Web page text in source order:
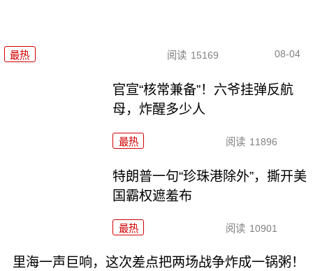
最热 阅读 15169 08-04
官宣“核常兼备”！六爷挂弹反航
母，炸醒多少人
最热 阅读 11896
特朗普一句“珍珠港除外”，撕开美
国霸权遮羞布
最热 阅读 10901
里海一声巨响，这次差点把两场战争炸成一锅粥！